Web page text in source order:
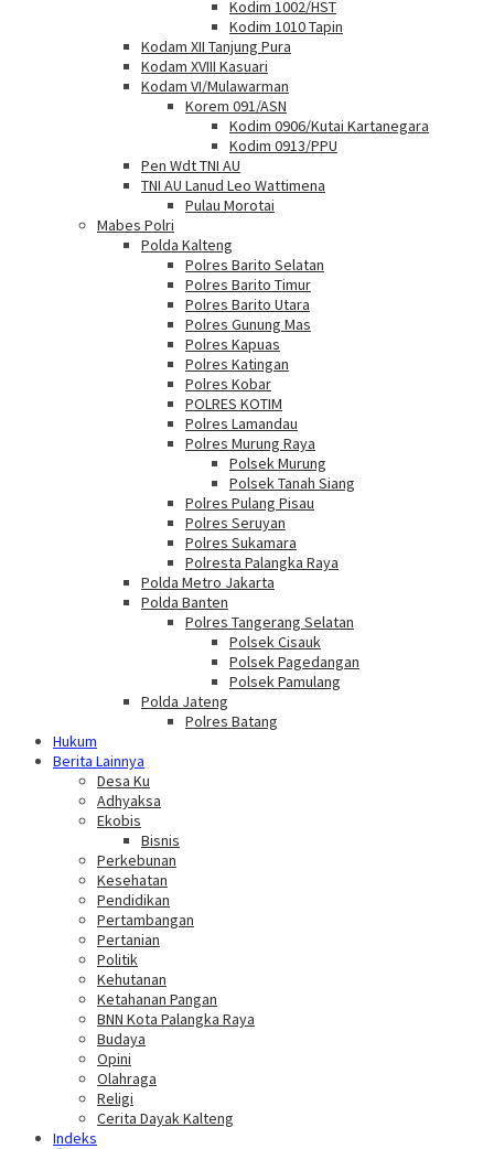
Kodim 1002/HST
Kodim 1010 Tapin
Kodam XII Tanjung Pura
Kodam XVIII Kasuari
Kodam VI/Mulawarman
Korem 091/ASN
Kodim 0906/Kutai Kartanegara
Kodim 0913/PPU
Pen Wdt TNI AU
TNI AU Lanud Leo Wattimena
Pulau Morotai
Mabes Polri
Polda Kalteng
Polres Barito Selatan
Polres Barito Timur
Polres Barito Utara
Polres Gunung Mas
Polres Kapuas
Polres Katingan
Polres Kobar
POLRES KOTIM
Polres Lamandau
Polres Murung Raya
Polsek Murung
Polsek Tanah Siang
Polres Pulang Pisau
Polres Seruyan
Polres Sukamara
Polresta Palangka Raya
Polda Metro Jakarta
Polda Banten
Polres Tangerang Selatan
Polsek Cisauk
Polsek Pagedangan
Polsek Pamulang
Polda Jateng
Polres Batang
Hukum
Berita Lainnya
Desa Ku
Adhyaksa
Ekobis
Bisnis
Perkebunan
Kesehatan
Pendidikan
Pertambangan
Pertanian
Politik
Kehutanan
Ketahanan Pangan
BNN Kota Palangka Raya
Budaya
Opini
Olahraga
Religi
Cerita Dayak Kalteng
Indeks